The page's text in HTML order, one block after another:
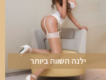
ילנה השווה ביותר